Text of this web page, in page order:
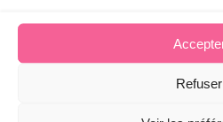
Refuser
personnel de formation/
d’activité (un véritable
de mobilité interne
susciter la mobilité dans
l’accord de mobilité